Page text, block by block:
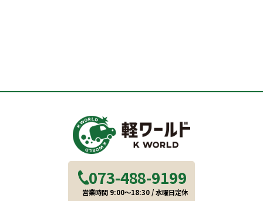
073-488-9199
営業時間 9:00～18:30 / 水曜日定休